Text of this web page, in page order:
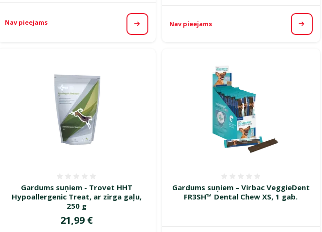
Nav pieejams
Apskatīt Nav pieejams
Gardums suņiem - Trovet HHT
Hypoallergenic Treat, ar zirga gaļu,
250 g
Cena
21,99 €
Gardums suņiem – Virbac VeggieDent
FR3SH™ Dental Chew XS, 1 gab.